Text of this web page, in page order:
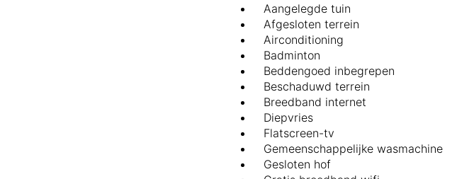
Aangelegde tuin
Afgesloten terrein
Airconditioning
Badminton
Beddengoed inbegrepen
Beschaduwd terrein
Breedband internet
Diepvries
Flatscreen-tv
Gemeenschappelijke wasmachine
Gesloten hof